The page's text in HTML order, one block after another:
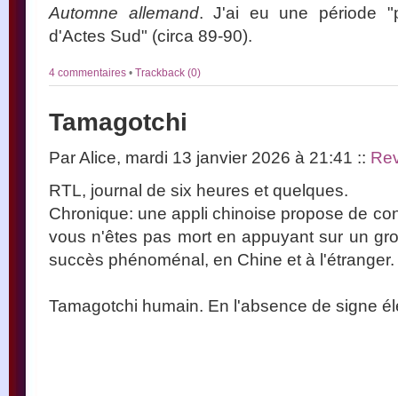
Automne allemand. J'ai eu une période
d'Actes Sud" (circa 89-90).
4 commentaires • Trackback (0)
Tamagotchi
Par Alice, mardi 13 janvier 2026 à 21:41 ::
RTL, journal de six heures et quelques.
Chronique: une appli chinoise propose de
vous n'êtes pas mort en appuyant sur un
succès phénoménal, en Chine et à l'étranger.
Tamagotchi humain. En l'absence de signe